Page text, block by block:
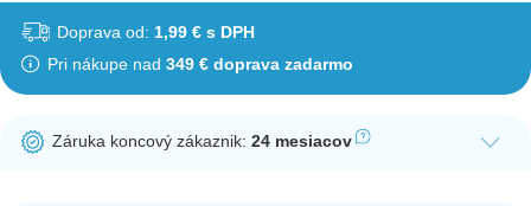
Doprava od: 1,99 € s DPH
Pri nákupe nad 349 € doprava zadarmo
Záruka koncový zákaznik:24 mesiacov